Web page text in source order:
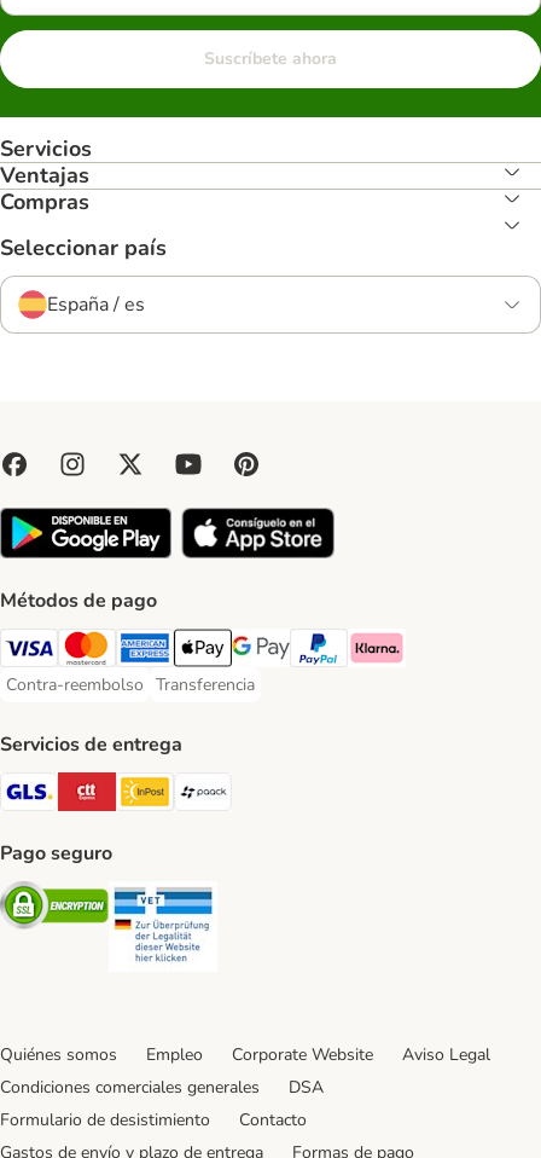
Suscríbete ahora
Servicios
Ventajas
Compras
Seleccionar país
España / es
Métodos de pago
Visa Payment Method
Mastercard Payment Method
American Express Payment Method
Apple Pay Payment Method
Google Pay Payment Method
PayPal Payment Method
Klarna Payment Method
Contra-reembolso
Contra-reembolso Payment Method
Transferencia
Transferencia Payment Method
Servicios de entrega
GLS Shipping Method
CTTExpress Shipping Method
InPost Shipping Method
paack Shipping Method
Pago seguro
Security
Quiénes somos Empleo Corporate Website
Aviso Legal
Condiciones comerciales generales
DSA
Formulario de desistimiento
Contacto
Gastos de envío y plazo de entrega
Formas de pago